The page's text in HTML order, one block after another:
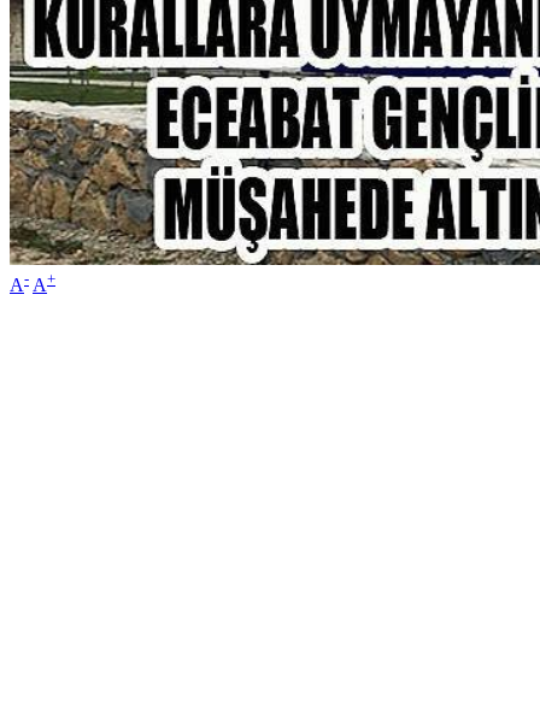
A- A+